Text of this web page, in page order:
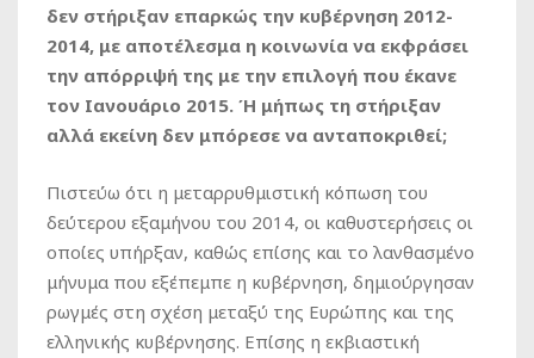
δεν στήριξαν επαρκώς την κυβέρνηση 2012-
2014, με αποτέλεσμα η κοινωνία να εκφράσει
την απόρριψή της με την επιλογή που έκανε
τον Ιανουάριο 2015. Ή μήπως τη στήριξαν
αλλά εκείνη δεν μπόρεσε να ανταποκριθεί;
Πιστεύω ότι η μεταρρυθμιστική κόπωση του
δεύτερου εξαμήνου του 2014, οι καθυστερήσεις οι
οποίες υπήρξαν, καθώς επίσης και το λανθασμένο
μήνυμα που εξέπεμπε η κυβέρνηση, δημιούργησαν
ρωγμές στη σχέση μεταξύ της Ευρώπης και της
ελληνικής κυβέρνησης. Επίσης η εκβιαστική